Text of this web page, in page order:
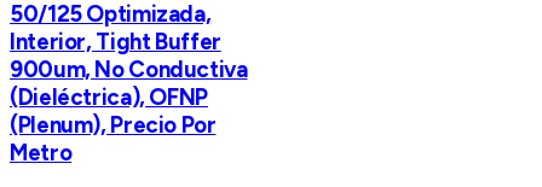
50/125 Optimizada,
Interior, Tight Buffer
900um, No Conductiva
(Dieléctrica), OFNP
(Plenum), Precio Por
Metro